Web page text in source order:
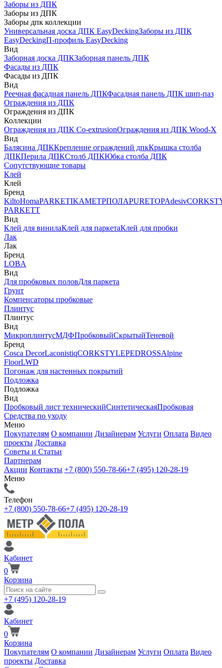
Заборы из ДПК
Заборы из ДПК
Заборы дпк коллекции
Универсальная доска ДПК EasyDeckingЗаборы из ДПК
EasyDeckingП-профиль EasyDecking
Вид
Заборная доска ДПКЗаборная панель ДПК
Фасады из ДПК
Фасады из ДПК
Вид
Реечная фасадная панель ДПКФасадная панель ДПК шип-паз
Ограждения из ДПК
Ограждения из ДПК
Коллекции
Ограждения из ДПК Co-extrusionОграждения из ДПК Wood-X
Вид
Балясина ДПККрепление ограждений дпкКрышка столба
ДПКПерила ДПКСтолб ДПКЮбка столба ДПК
Сопутствующие товары
Клей
Клей
Бренд
KiltoHomaPARKETIKAМЕТРПОЛАPURETOPAdesiv
PARKETT
Вид
Клей для винилаКлей для паркетаКлей для пробки
Лак
Лак
Бренд
LOBA
Вид
Для пробковых половДля паркета
Грунт
Компенсаторы пробковые
Плинтус
Плинтус
Вид
МикроплинтусМДФПробковыйСкрытыйТеневой
Бренд
Cosca DecorLaconistiqCORKSTYLEPEDROSSAlpine
FloorLWD
Погонаж для настенных покрытий
Подложка
Подложка
Вид
Пробковый лист техническийСинтетическаяПробковая
Средства по уходу
Меню
Покупателям О компании Дизайнерам Услуги Оплата Видео
проекты Доставка
Советы и Статьи
Партнерам
Акции Контакты +7 (800) 550-78-66+7 (495) 120-28-19
Меню
Телефон
+7 (800) 550-78-66+7 (495) 120-28-19
Кабинет
0
Корзина
+7 (495) 120-28-19
Кабинет
0
Корзина
Покупателям О компании Дизайнерам Услуги Оплата Видео
проекты Доставка